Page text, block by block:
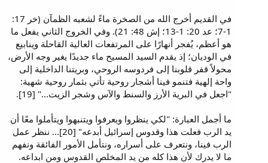
في القديم أخرج الله من الصخرة ماءً لشعبه الظمآن (خر 17:
1-7؛ عد 20: 1-13؛ إش 48: 21). وفي الخروج الثاني يفعل ما
هو أعظم، يُفجر أنهارًا على المرتفعات العالية القاحلة وينابيع
في الوديان؛ إذ يقدم السيد المسيح ماء جديدًا يغير وجه الأرض،
محولاً قفر قلوبنا إلى فردوسه الروحي، وبريتنا الداخلية إلى
واحة إلهية فتنمو فينا أشجار روحية تأتي بثمار روحية شهية:
"اجعل في البرية الأرز والسنط والآس وشجر الزيت..." [19].
ما أجمل العبارة: "لكي ينظروا ويعرفوا ويتنبهوا ويتأملوا معًا أن
يد الرب فعلت هذا وقدوس إسرائيل أبدعه" [20]... ننظر عمل
الرب فينا، ونتعرف على أسراره، ونتأمل الأمور الفائقة ونفهم
ما لا يدرك لأن هذا كله من يد المخلص القدوس ومن ابداعه.